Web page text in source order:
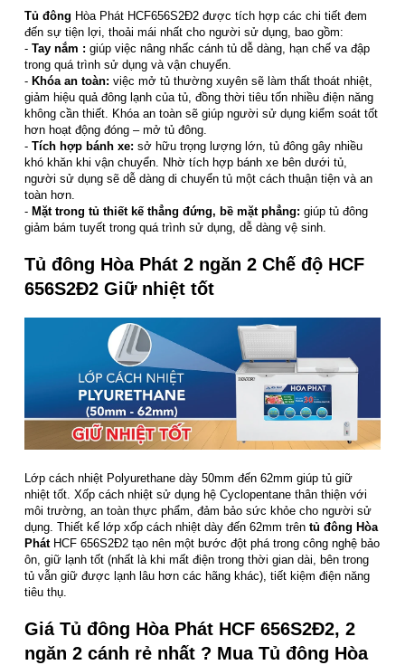
Tủ đông Hòa Phát HCF656S2Đ2 được tích hợp các chi tiết đem
đến sự tiện lợi, thoải mái nhất cho người sử dụng, bao gồm:
- Tay nắm : giúp việc nâng nhấc cánh tủ dễ dàng, hạn chế va đập
trong quá trình sử dụng và vận chuyển.
- Khóa an toàn: việc mở tủ thường xuyên sẽ làm thất thoát nhiệt,
giảm hiệu quả đông lạnh của tủ, đồng thời tiêu tốn nhiều điện năng
không cần thiết. Khóa an toàn sẽ giúp người sử dụng kiểm soát tốt
hơn hoạt động đóng – mở tủ đông.
- Tích hợp bánh xe: sở hữu trọng lượng lớn, tủ đông gây nhiều
khó khăn khi vận chuyển. Nhờ tích hợp bánh xe bên dưới tủ,
người sử dụng sẽ dễ dàng di chuyển tủ một cách thuận tiện và an
toàn hơn.
- Mặt trong tủ thiết kế thẳng đứng, bề mặt phẳng: giúp tủ đông
giảm bám tuyết trong quá trình sử dụng, dễ dàng vệ sinh.
Tủ đông Hòa Phát 2 ngăn 2 Chế độ HCF
656S2Đ2 Giữ nhiệt tốt
Lớp cách nhiệt Polyurethane dày 50mm đến 62mm giúp tủ giữ
nhiệt tốt. Xốp cách nhiệt sử dụng hệ Cyclopentane thân thiện với
môi trường, an toàn thực phẩm, đảm bảo sức khỏe cho người sử
dụng. Thiết kế lớp xốp cách nhiệt dày đến 62mm trên tủ đông Hòa
PhátHCF 656S2Đ2 tạo nên một bước đột phá trong công nghệ bảo
ôn, giữ lạnh tốt (nhất là khi mất điện trong thời gian dài, bên trong
tủ vẫn giữ được lạnh lâu hơn các hãng khác), tiết kiệm điện năng
tiêu thụ.
Giá Tủ đông Hòa Phát HCF 656S2Đ2, 2
ngăn 2 cánh rẻ nhất ? Mua Tủ đông Hòa